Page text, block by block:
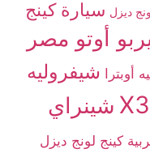
ديزل سيارة كينج
أوتو مصر
أوبترا شيفروليه
شينراي
كينج لونج ديزل